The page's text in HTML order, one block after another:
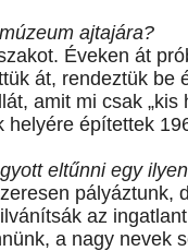
ajtajára?
Éveken át
át, rendeztük
amit mi csak
helyére építettek
eltűnni egy
pályáztunk,
az
a nagy nevek